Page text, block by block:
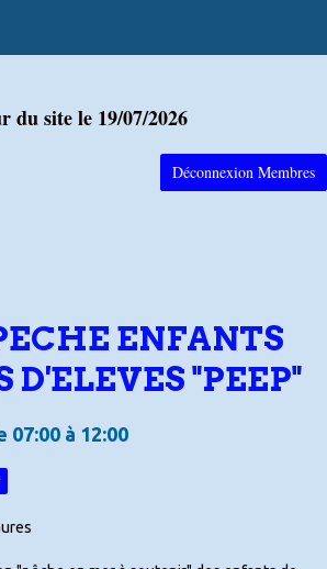
du site le 19/07/2026
Déconnexion Membres
ENFANTS
D'ELEVES "PEEP"
07:00 à 12:00